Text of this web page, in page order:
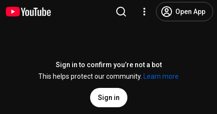
Open App
Sign in to confirm you’re not a bot
This helps protect our community.
Learn more
Sign in